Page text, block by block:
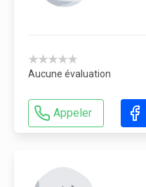
★★★★★
Aucune évaluation
Appeler